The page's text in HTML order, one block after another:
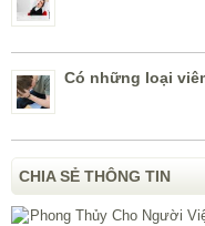
Có những loại
CHIA SẺ THÔNG TIN